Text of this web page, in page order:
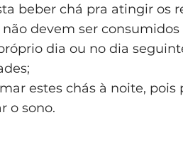
beber chá pra atingir os
não devem ser
dia ou no dia
estes chás à noite,
o sono.